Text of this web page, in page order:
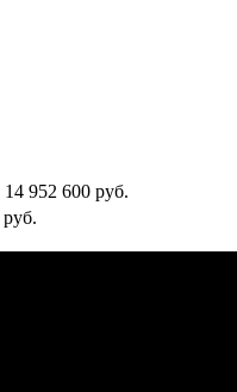
14 952 600 руб.
руб.